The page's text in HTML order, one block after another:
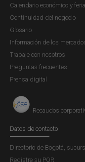
Venta de oro,
industriales
Calendario económico y
Continuidad del negocio
Glosario
Información de los
Trabaje con nosotros
Preguntas frecuentes
Prensa digital
Recaudos
Datos de contacto
Directorio de Bogotá,
Registre su PQR